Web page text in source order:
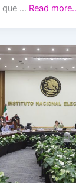
que … Read